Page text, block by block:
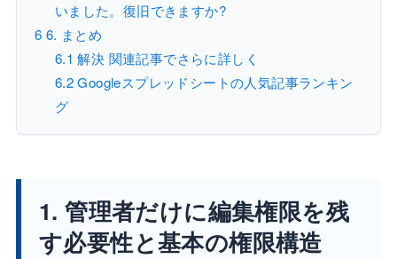
いました。復旧できますか?
6 6. まとめ
6.1 解決 関連記事でさらに詳しく
6.2Googleスプレッドシートの人気記事ランキン
グ
1. 管理者だけに編集権限を残
す必要性と基本の権限構造